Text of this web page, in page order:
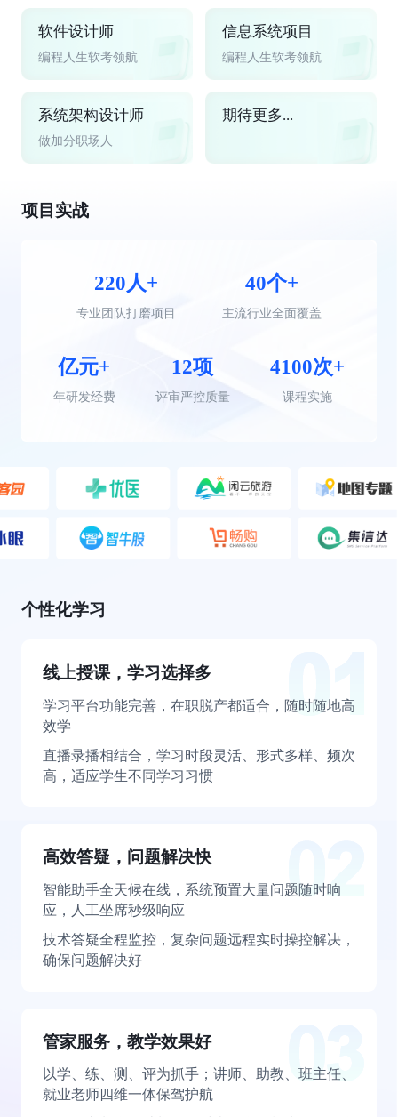
软件设计师
编程人生软考领航
信息系统项目
编程人生软考领航
系统架构设计师
做加分职场人
期待更多...
项目实战
220人+
专业团队打磨项目
40个+
主流行业全面覆盖
亿元+
年研发经费
12项
评审严控质量
4100次+
课程实施
个性化学习
线上授课，学习选择多
学习平台功能完善，在职脱产都适合，随时随地高
效学
直播录播相结合，学习时段灵活、形式多样、频次
高，适应学生不同学习习惯
高效答疑，问题解决快
智能助手全天候在线，系统预置大量问题随时响
应，人工坐席秒级响应
技术答疑全程监控，复杂问题远程实时操控解决，
确保问题解决好
管家服务，教学效果好
以学、练、测、评为抓手；讲师、助教、班主任、
就业老师四维一体保驾护航